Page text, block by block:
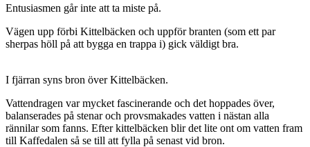
Entusiasmen går inte att ta miste på.
Vägen upp förbi Kittelbäcken och uppför branten (som ett par
sherpas höll på att bygga en trappa i) gick väldigt bra.
I fjärran syns bron över Kittelbäcken.
Vattendragen var mycket fascinerande och det hoppades över,
balanserades på stenar och provsmakades vatten i nästan alla
rännilar som fanns. Efter kittelbäcken blir det lite ont om vatten fram
till Kaffedalen så se till att fylla på senast vid bron.